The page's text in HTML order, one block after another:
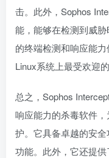
击。此外，Sophos
能，能够在检测到威
的终端检测和响应能
Linux系统上最受欢迎
总之，Sophos
响应能力的杀毒软件
护。它具备卓越的安
功能。此外，它还提